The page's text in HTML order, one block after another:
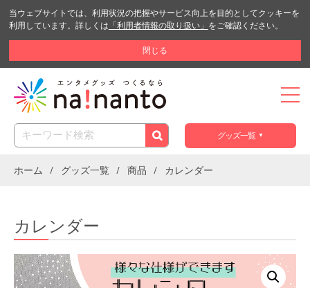
当ウェブサイトでは、利用状況の把握やサービス向上を目的としてクッキーを
利用しています。詳しくは 「利用者情報の取り扱い」 をご確認ください。
閉じる
グッズ一覧
ホーム グッズ一覧 商品 カレンダー
カレンダー